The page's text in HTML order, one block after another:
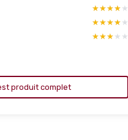
★★★★★
★★★★★
★★★★★
★★★★★
★★★★★
★★★★★
produit complet